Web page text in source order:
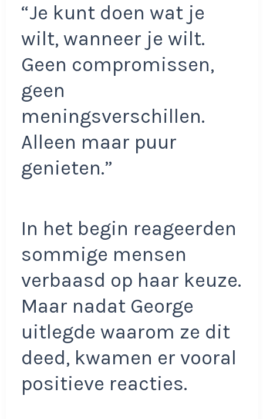
“Je kunt doen wat je
wilt, wanneer je wilt.
Geen compromissen,
geen
meningsverschillen.
Alleen maar puur
genieten.”
In het begin reageerden
sommige mensen
verbaasd op haar keuze.
Maar nadat George
uitlegde waarom ze dit
deed, kwamen er vooral
positieve reacties.